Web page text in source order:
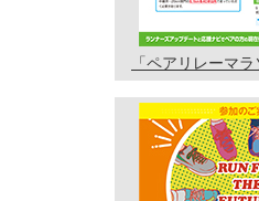
「ペアリレーマラ